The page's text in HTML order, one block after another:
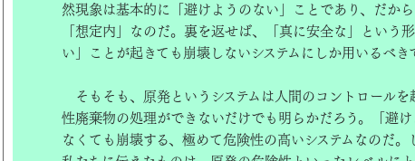
然現象は基本的に「避けようのない」ことであり、だか
「想定内」なのだ。裏を返せば、「真に安全な」という
い」ことが起きても崩壊しないシステムにしか用いるべき
そもそも、原発というシステムは人間のコントロールを
性廃棄物の処理ができないだけでも明らかだろう。「避
なくても崩壊する、極めて危険性の高いシステムなのだ